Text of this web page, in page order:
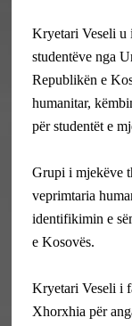
Kryetari Veseli u
studentëve nga
Republikën e
humanitar,
për studentët e
Grupi i mjekëve
veprimtaria
identifikimin e
e Kosovës.
Kryetari Veseli i
Xhorxhia për